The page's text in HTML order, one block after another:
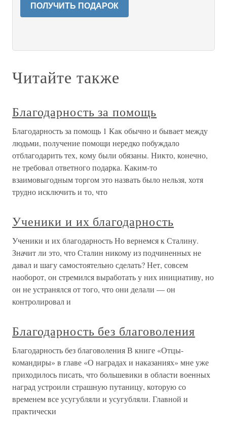
ПОЛУЧИТЬ ПОДАРОК
Читайте также
Благодарность за помощь
Благодарность за помощь 1 Как обычно и бывает между
людьми, получение помощи нередко побуждало
отблагодарить тех, кому были обязаны. Никто, конечно,
не требовал ответного подарка. Каким-то
взаимовыгодным торгом это назвать было нельзя, хотя
трудно исключить и то, что
Ученики и их благодарность
Ученики и их благодарность Но вернемся к Сталину.
Значит ли это, что Сталин никому из подчиненных не
давал и шагу самостоятельно сделать? Нет, совсем
наоборот, он стремился выработать у них инициативу, но
он не устранялся от того, что они делали — он
контролировал и
Благодарность без благоволения
Благодарность без благоволения В книге «Отцы-
командиры» в главе «О наградах и наказаниях» мне уже
приходилось писать, что большевики в области военных
наград устроили страшную путаницу, которую со
временем все усугубляли и усугубляли. Главной и
практически